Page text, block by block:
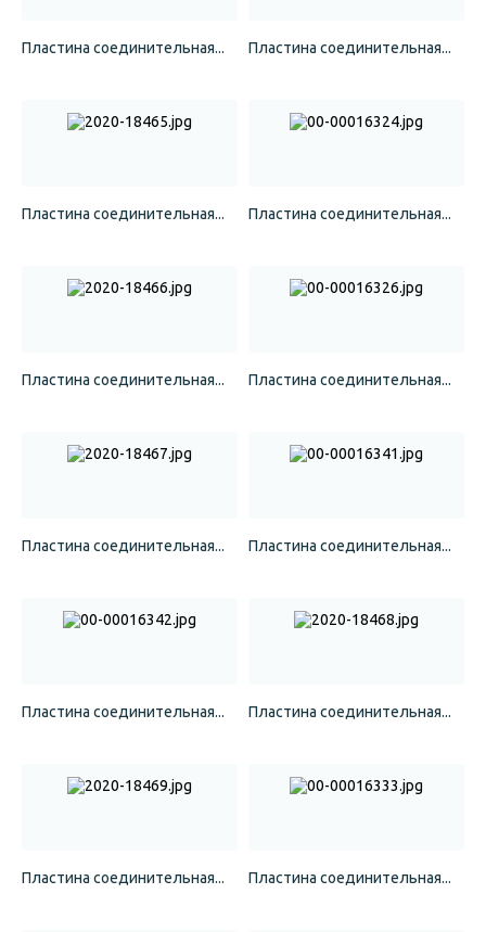
Пластина соединительная... Пластина соединительная...
Пластина соединительная... Пластина соединительная...
Пластина соединительная... Пластина соединительная...
Пластина соединительная... Пластина соединительная...
Пластина соединительная... Пластина соединительная...
Пластина соединительная... Пластина соединительная...